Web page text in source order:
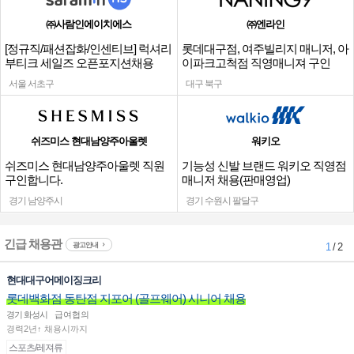
㈜사람인에이치에스
[정규직/패션잡화/인센티브] 럭셔리
부티크 세일즈 오픈포지션채용
서울 서초구
㈜엔라인
롯데대구점, 여주빌리지 매니저, 아
이파크고척점 직영매니져 구인
대구 북구
쉬즈미스 현대남양주아울렛
쉬즈미스 현대남양주아울렛 직원
구인합니다.
경기 남양주시
워키오
기능성 신발 브랜드 워키오 직영점
매니저 채용(판매영업)
경기 수원시 팔달구
긴급 채용관 광고안내 1/ 2
현대대구어메이징크리
롯데백화점 동탄점 지포어 (골프웨어) 시니어 채용
경기 화성시
급여협의
경력2년↑ 채용시까지
스포츠/레져류